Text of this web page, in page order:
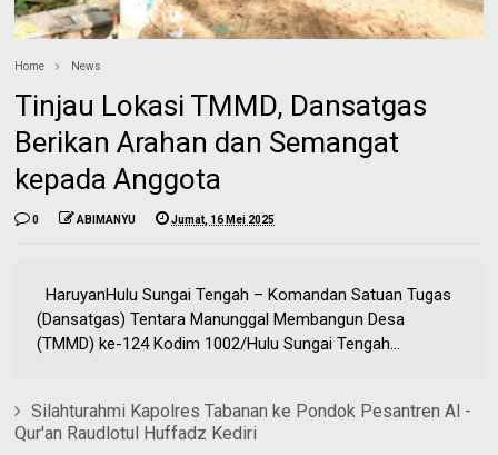
Home News
Tinjau Lokasi TMMD, Dansatgas
Berikan Arahan dan Semangat
kepada Anggota
0 ABIMANYU Jumat, 16 Mei 2025
HaruyanHulu Sungai Tengah – Komandan Satuan Tugas
(Dansatgas) Tentara Manunggal Membangun Desa
(TMMD) ke-124 Kodim 1002/Hulu Sungai Tengah...
Silahturahmi Kapolres Tabanan ke Pondok Pesantren Al -
Qur'an Raudlotul Huffadz Kediri